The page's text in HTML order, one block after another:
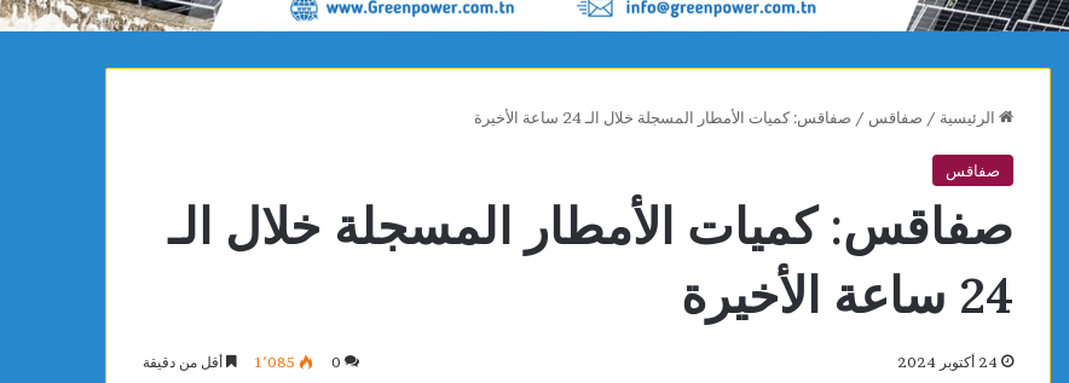
الرئيسية / صفاقس / صفاقس: كميات الأمطار المسجلة خلال الـ 24 ساعة الأخيرة
صفاقس
صفاقس: كميات الأمطار المسجلة خلال الـ
24 ساعة الأخيرة
24 أكتوبر 2024 0 1٬085 أقل من دقيقة